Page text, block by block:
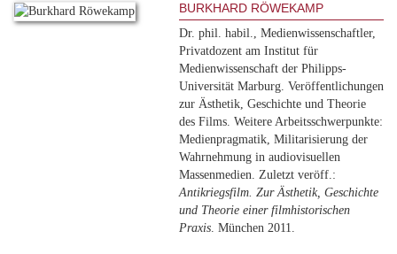
BURKHARD RÖWEKAMP
Dr. phil. habil., Medienwissenschaftler,
Privatdozent am Institut für
Medienwissenschaft der Philipps-
Universität Marburg. Veröffentlichungen
zur Ästhetik, Geschichte und Theorie
des Films. Weitere Arbeitsschwerpunkte:
Medienpragmatik, Militarisierung der
Wahrnehmung in audiovisuellen
Massenmedien. Zuletzt veröff.:
Antikriegsfilm. Zur Ästhetik, Geschichte
und Theorie einer filmhistorischen
Praxis. München 2011.